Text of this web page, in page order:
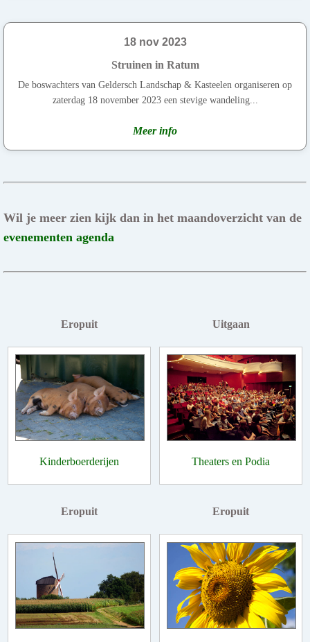
18 nov 2023
Struinen in Ratum
De boswachters van Geldersch Landschap & Kasteelen organiseren op
zaterdag 18 november 2023 een stevige wandeling...
Meer info
Wil je meer zien kijk dan in het maandoverzicht van de
evenementen agenda
Eropuit
Kinderboerderijen
Uitgaan
Theaters en Podia
Eropuit Eropuit